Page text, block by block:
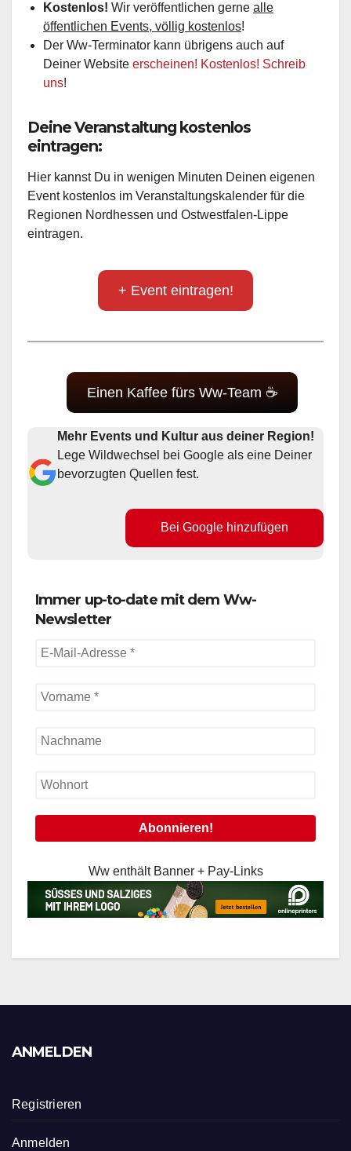
Kostenlos! Wir veröffentlichen gerne alle
öffentlichen Events, völlig kostenlos!
Der Ww-Terminator kann übrigens auch auf
Deiner Website erscheinen! Kostenlos! Schreib
uns!
Deine Veranstaltung kostenlos
eintragen:
Hier kannst Du in wenigen Minuten Deinen eigenen
Event kostenlos im Veranstaltungskalender für die
Regionen Nordhessen und Ostwestfalen-Lippe
eintragen.
+ Event eintragen!
Einen Kaffee fürs Ww-Team ☕
Mehr Events und Kultur aus deiner Region!
Lege Wildwechsel bei Google als eine Deiner
bevorzugten Quellen fest.
Bei Google hinzufügen
Immer up-to-date mit dem Ww-
Newsletter
Ww enthält Banner + Pay-Links
ANMELDEN
Registrieren
Anmelden